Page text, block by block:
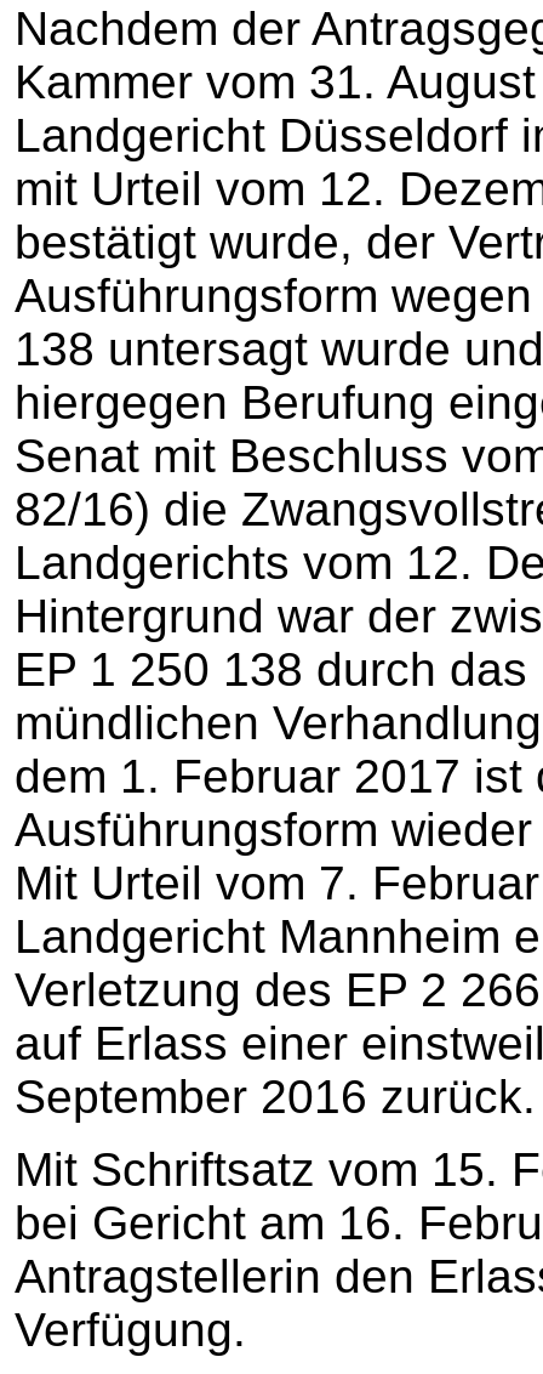
Nachdem der
Kammer vom 31.
Landgericht Düsseldorf
mit Urteil vom 12.
bestätigt wurde, der
Ausführungsform
138 untersagt wurde
hiergegen Berufung
Senat mit Beschluss
82/16) die
Landgerichts vom 12.
Hintergrund war der
EP 1 250 138 durch
mündlichen
dem 1. Februar 2017 ist
Ausführungsform
Mit Urteil vom 7.
Landgericht Mannheim
Verletzung des EP 2
auf Erlass einer
September 2016 zurück.
Mit Schriftsatz vom 15.
bei Gericht am 16.
Antragstellerin den
Verfügung.